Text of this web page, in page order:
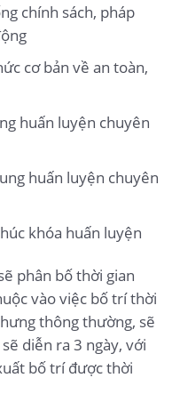
chính sách, pháp
cơ bản về an toàn,
huấn luyện chuyên
huấn luyện chuyên
khóa huấn luyện
phân bố thời gian
vào việc bố trí thời
thông thường, sẽ
diễn ra 3 ngày, với
bố trí được thời